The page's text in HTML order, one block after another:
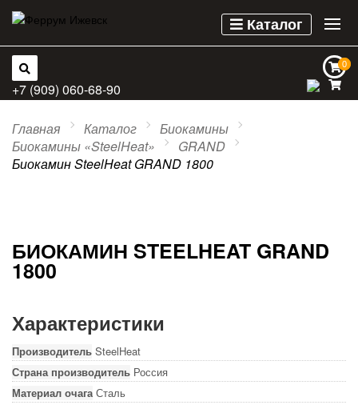
Каталог
0
0
+7 (909) 060-68-90
Главная Каталог
Биокамины
Биокамины «SteelHeat»
GRAND
Биокамин SteelHeat GRAND 1800
БИОКАМИН STEELHEAT GRAND
1800
Характеристики
Производитель SteelHeat
Страна производитель Россия
Материал очага Сталь